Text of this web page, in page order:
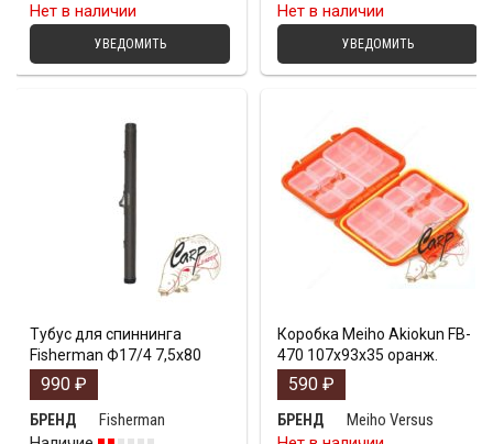
Нет в наличии
УВЕДОМИТЬ
Нет в наличии
УВЕДОМИТЬ
Тубус для спиннинга
Fisherman Ф17/4 7,5х80
990 ₽
БРЕНД
Fisherman
Коробка Meiho Akiokun FB-
470 107x93x35 оранж.
590 ₽
БРЕНД
Meiho Versus